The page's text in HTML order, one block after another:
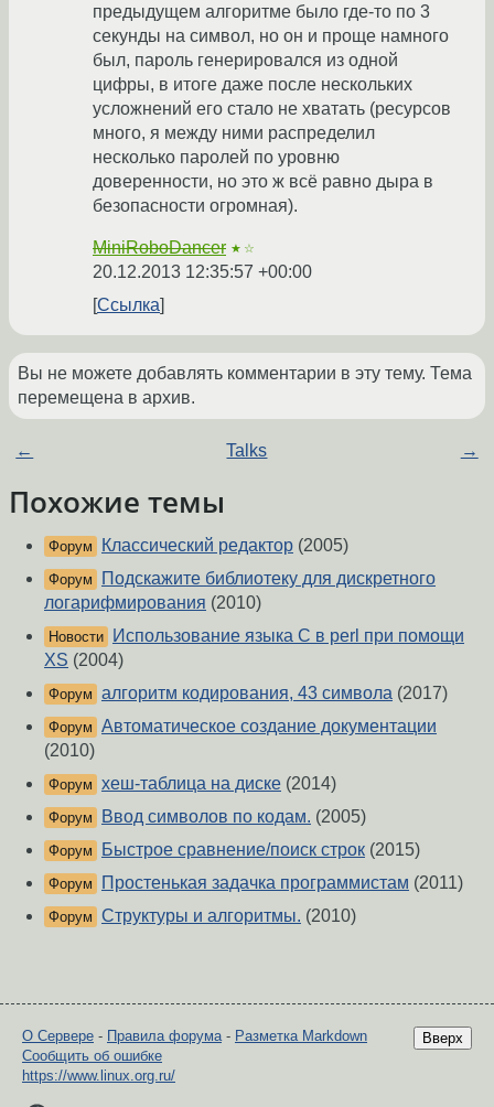
предыдущем алгоритме было где-то по 3
секунды на символ, но он и проще намного
был, пароль генерировался из одной
цифры, в итоге даже после нескольких
усложнений его стало не хватать (ресурсов
много, я между ними распределил
несколько паролей по уровню
доверенности, но это ж всё равно дыра в
безопасности огромная).
MiniRoboDancer ★☆
20.12.2013 12:35:57 +00:00
Ссылка
Вы не можете добавлять комментарии в эту тему. Тема
перемещена в архив.
← Talks →
Похожие темы
Форум Классический редактор (2005)
Форум
Подскажите библиотеку для дискретного
логарифмирования (2010)
Новости
Использование языка С в perl при помощи
XS (2004)
Форум алгоритм кодирования, 43 символа (2017)
Форум Автоматическое создание документации
(2010)
Форум хеш-таблица на диске (2014)
Форум Ввод символов по кодам. (2005)
Форум Быстрое сравнение/поиск строк (2015)
Форум Простенькая задачка программистам (2011)
Форум Структуры и алгоритмы. (2010)
Вверх
О Сервере - Правила форума- Разметка Markdown
Сообщить об ошибке
https://www.linux.org.ru/